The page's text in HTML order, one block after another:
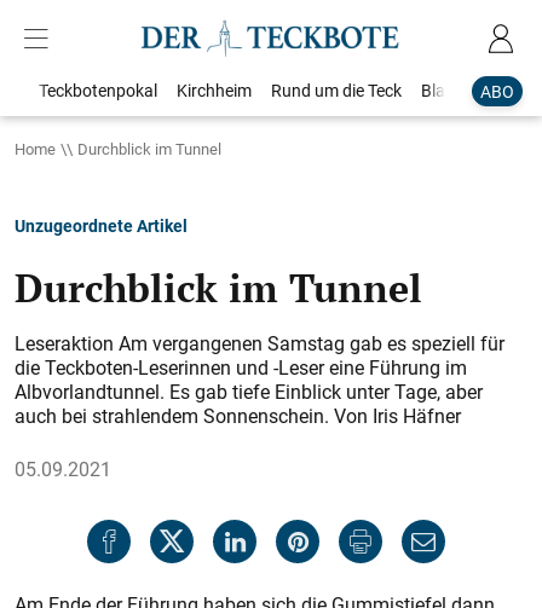
ABO
Teckbotenpokal Kirchheim Rund um die Teck Blaulicht
Home Durchblick im Tunnel
Unzugeordnete Artikel
Durchblick im Tunnel
Leseraktion Am vergangenen Samstag gab es speziell für
die Teckboten-Leserinnen und -Leser eine Führung im
Albvorlandtunnel. Es gab tiefe Einblick unter Tage, aber
auch bei strahlendem Sonnenschein. Von Iris Häfner
05.09.2021